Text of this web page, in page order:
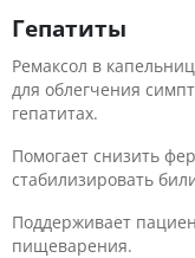
Гепатиты
Ремаксол в
для облегчения
гепатитах.
Помогает снизить
стабилизировать
Поддерживает
пищеварения.